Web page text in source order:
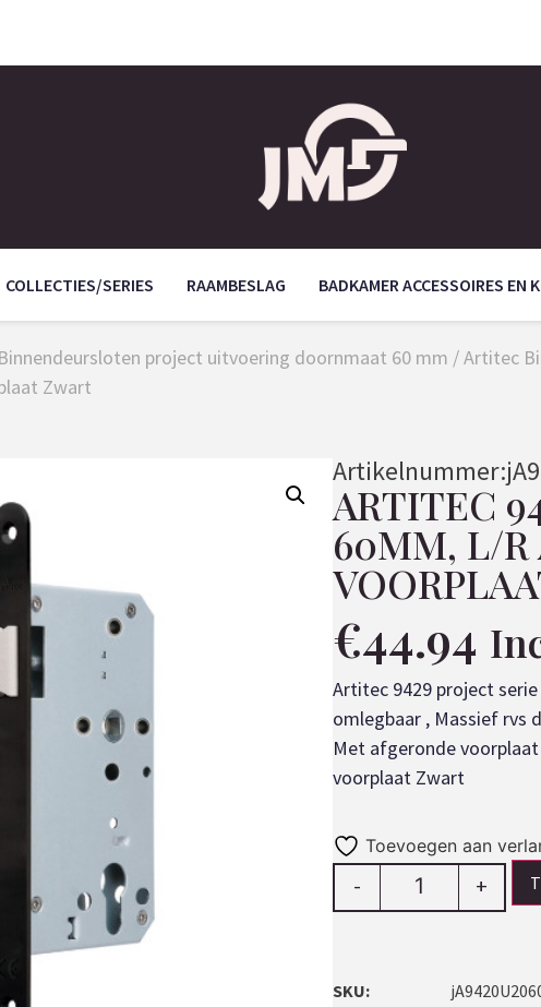
COLLECTIES/SERIES RAAMBESLAG BADKAMER ACCESSOIRES EN
Binnendeursloten project uitvoering doornmaat 60 mm /Artitec
Zwart
Artikelnummer:
ARTITEC
60MM, L/R
€44.94
Artitec 9429 project
omlegbaar , Massief rvs
Met afgeronde
voorplaat Zwart
Toevoegen aan
- +
SKU: